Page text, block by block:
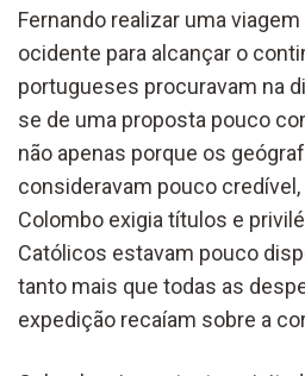
Fernando realizar uma
ocidente para alcançar o
portugueses procuravam na
se de uma proposta pouco
não apenas porque os
consideravam pouco
Colombo exigia títulos e
Católicos estavam pouco
tanto mais que todas as
expedição recaíam sobre a